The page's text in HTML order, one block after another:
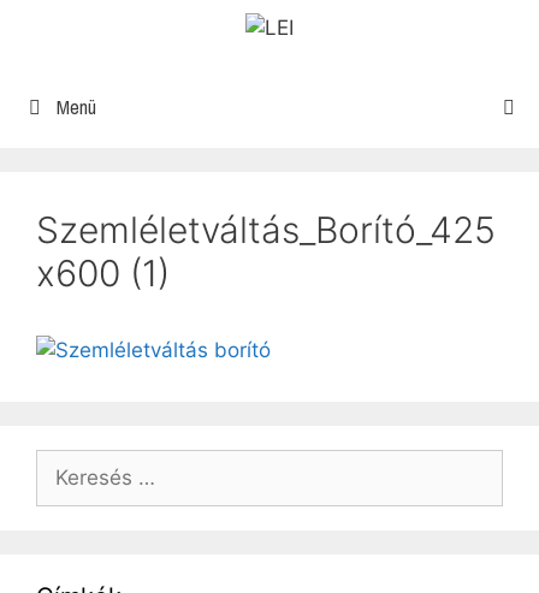
Menü
Szemléletváltás_Borító_425
x600 (1)